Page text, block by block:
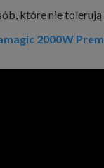
które nie
2000W